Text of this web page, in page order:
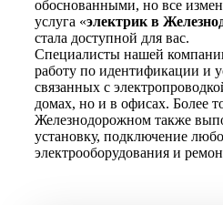
обоснованными, но все
услуга «электрик в
стала доступной для вас.
Специалисты нашей
работу по идентификации и
связанных с
домах, но и в офисах. Более
Железнодорожном также
установку, подключение
электрооборудования и